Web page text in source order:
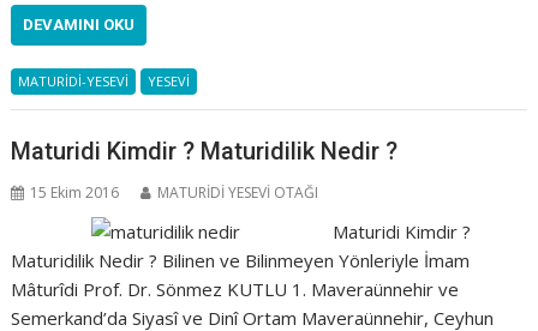
DEVAMINI OKU
MATURİDİ-YESEVİ YESEVİ
Maturidi Kimdir ? Maturidilik Nedir ?
15 Ekim 2016 MATURİDİ YESEVİ OTAĞI
Maturidi Kimdir ?
Maturidilik Nedir ? Bilinen ve Bilinmeyen Yönleriyle İmam
Mâturîdi Prof. Dr. Sönmez KUTLU 1. Maveraünnehir ve
Semerkand’da Siyasî ve Dinî Ortam Maveraünnehir, Ceyhun